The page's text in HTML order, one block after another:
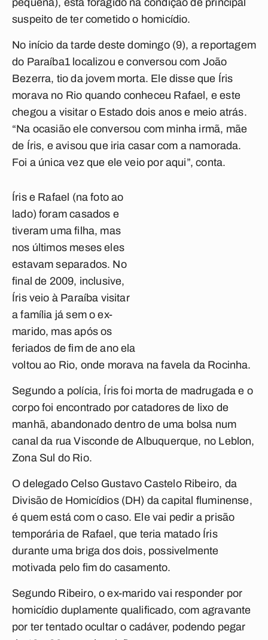
pequena), está foragido na condição de principal
suspeito de ter cometido o homicídio.
No início da tarde deste domingo (9), a reportagem
do Paraíba1 localizou e conversou com João
Bezerra, tio da jovem morta. Ele disse que Íris
morava no Rio quando conheceu Rafael, e este
chegou a visitar o Estado dois anos e meio atrás.
“Na ocasião ele conversou com minha irmã, mãe
de Íris, e avisou que iria casar com a namorada.
Foi a única vez que ele veio por aqui”, conta.
Íris e Rafael (na foto ao
lado) foram casados e
tiveram uma filha, mas
nos últimos meses eles
estavam separados. No
final de 2009, inclusive,
Íris veio à Paraíba visitar
a família já sem o ex-
marido, mas após os
feriados de fim de ano ela
voltou ao Rio, onde morava na favela da Rocinha.
Segundo a polícia, Íris foi morta de madrugada e o
corpo foi encontrado por catadores de lixo de
manhã, abandonado dentro de uma bolsa num
canal da rua Visconde de Albuquerque, no Leblon,
Zona Sul do Rio.
O delegado Celso Gustavo Castelo Ribeiro, da
Divisão de Homicídios (DH) da capital fluminense,
é quem está com o caso. Ele vai pedir a prisão
temporária de Rafael, que teria matado Íris
durante uma briga dos dois, possivelmente
motivada pelo fim do casamento.
Segundo Ribeiro, o ex-marido vai responder por
homicídio duplamente qualificado, com agravante
por ter tentado ocultar o cadáver, podendo pegar